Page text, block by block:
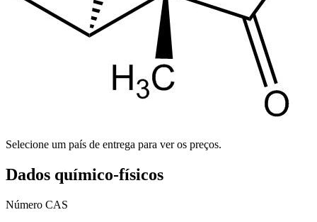
Selecione um país de entrega para ver os preços.
Dados químico-físicos
Número CAS